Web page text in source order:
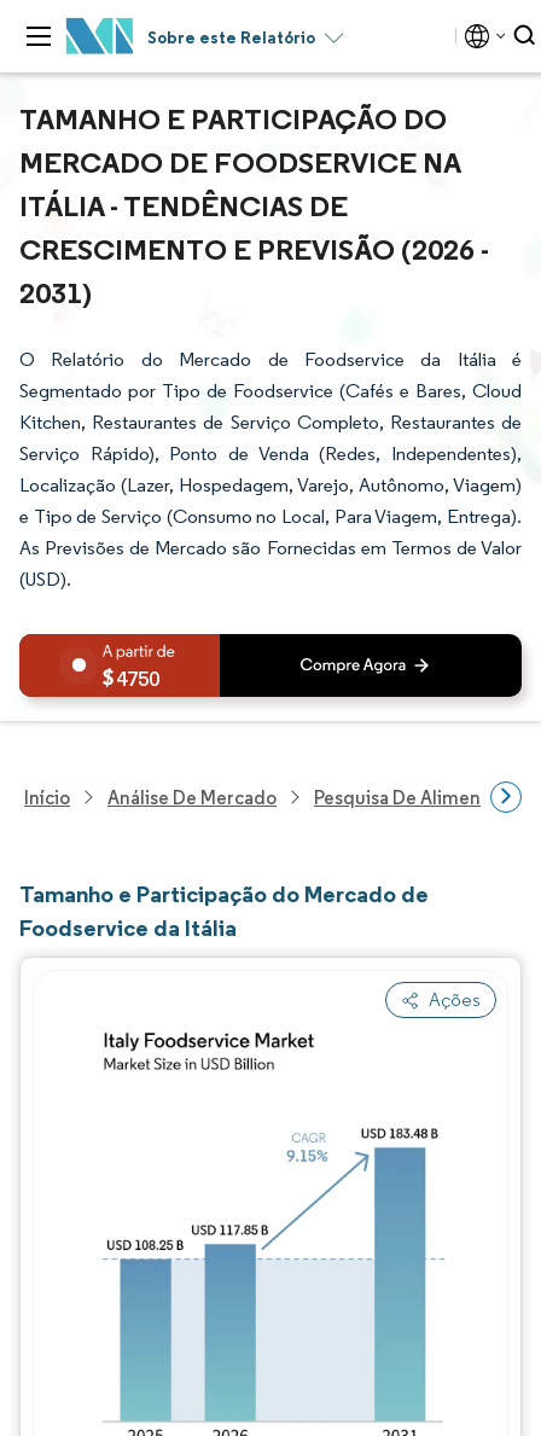
Sobre este Relatório
TAMANHO E PARTICIPAÇÃO DO
MERCADO DE FOODSERVICE NA
ITÁLIA - TENDÊNCIAS DE
CRESCIMENTO E PREVISÃO (2026 -
2031)
O Relatório do Mercado de Foodservice da Itália é
Segmentado por Tipo de Foodservice (Cafés e Bares, Cloud
Kitchen, Restaurantes de Serviço Completo, Restaurantes de
Serviço Rápido), Ponto de Venda (Redes, Independentes),
Localização (Lazer, Hospedagem, Varejo, Autônomo, Viagem)
e Tipo de Serviço (Consumo no Local, Para Viagem, Entrega).
As Previsões de Mercado são Fornecidas em Termos de Valor
(USD).
4750
Início Análise De Mercado Pesquisa De Alimentos E
Tamanho e Participação do Mercado de
Foodservice da Itália
Ações